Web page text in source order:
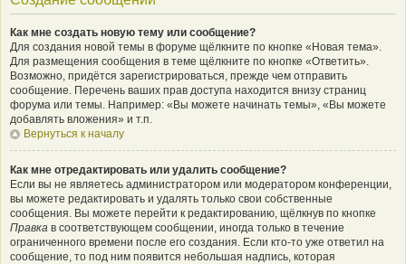
Как мне создать новую тему или сообщение?
Для создания новой темы в форуме щёлкните по кнопке «Новая тема».
Для размещения сообщения в теме щёлкните по кнопке «Ответить».
Возможно, придётся зарегистрироваться, прежде чем отправить
сообщение. Перечень ваших прав доступа находится внизу страниц
форума или темы. Например: «Вы можете начинать темы», «Вы можете
добавлять вложения» и т.п.
Вернуться к началу
Как мне отредактировать или удалить сообщение?
Если вы не являетесь администратором или модератором конференции,
вы можете редактировать и удалять только свои собственные
сообщения. Вы можете перейти к редактированию, щёлкнув по кнопке
Правка в соответствующем сообщении, иногда только в течение
ограниченного времени после его создания. Если кто-то уже ответил на
сообщение, то под ним появится небольшая надпись, которая